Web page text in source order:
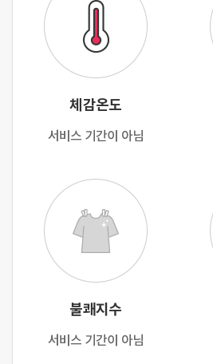
체감온도
서비스 기간이 아님
불쾌지수
서비스 기간이 아님